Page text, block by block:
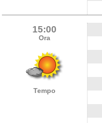
15:00
Ora
Tempo